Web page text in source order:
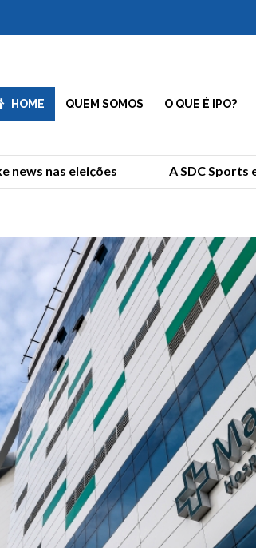
HOME QUEM SOMOS O QUE É IPO?
nas eleições A SDC Sports